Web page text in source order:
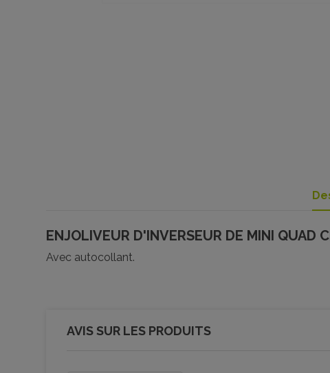
ENJOLIVEUR D'INVERSEUR DE MINI QUAD
Avec autocollant.
AVIS SUR LES PRODUITS